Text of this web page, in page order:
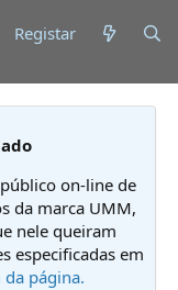
Registar
on-line de
da marca UMM,
nele queiram
especificadas em
da página.